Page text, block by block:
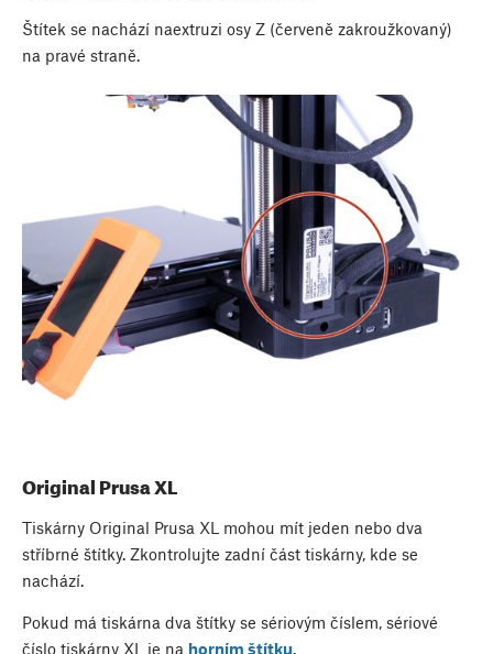
Štítek se nachází naextruzi osy Z (červeně zakroužkovaný)
na pravé straně.
Original Prusa XL
Tiskárny Original Prusa XL mohou mít jeden nebo dva
stříbrné štítky. Zkontrolujte zadní část tiskárny, kde se
nachází.
Pokud má tiskárna dva štítky se sériovým číslem, sériové
číslo tiskárny XL je na horním štítku.